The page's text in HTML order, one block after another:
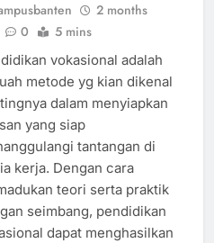
2 months
0 5 mins
vokasional adalah
metode yg kian dikenal
dalam menyiapkan
yang siap
tantangan di
kerja. Dengan cara
teori serta praktik
seimbang, pendidikan
dapat menghasilkan